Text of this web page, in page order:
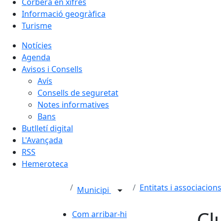
Informació geogràfica
Turisme
Notícies
Agenda
Avisos i Consells
Avís
Consells de seguretat
Notes informatives
Bans
Butlletí digital
L'Avançada
RSS
Hemeroteca
Municipi Entitats i associacions
Com arribar-hi